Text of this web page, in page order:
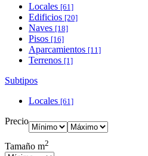
Locales [61]
Edificios [20]
Naves [18]
Pisos [16]
Aparcamientos [11]
Terrenos [1]
Subtipos
Locales [61]
Precio
Tamaño m2